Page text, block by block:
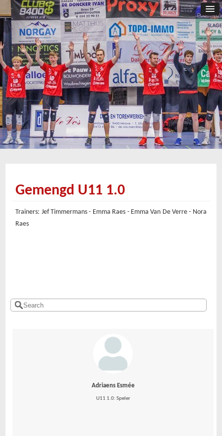
Gemengd U11 1.0
Trainers: Jef Timmermans - Emma Raes - Emma Van De Verre - Nora
Raes
Adriaens Esmée
U11 1.0: Speler